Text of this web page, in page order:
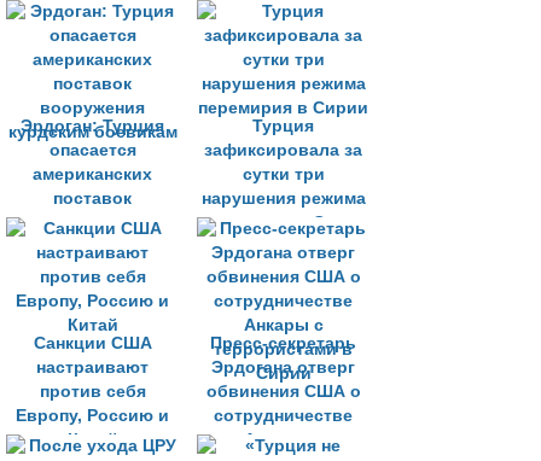
Эрдоган: Турция
опасается
американских
поставок
вооружения
курдским боевикам
Турция
зафиксировала за
сутки три
нарушения режима
перемирия в Сирии
Санкции США
настраивают
против себя
Европу, Россию и
Китай
Пресс-секретарь
Эрдогана отверг
обвинения США о
сотрудничестве
Анкары с